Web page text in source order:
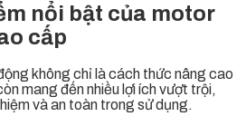
nổi bật của motor
cấp
không chỉ là cách thức nâng cao
mang đến nhiều lợi ích vượt trội,
và an toàn trong sử dụng.